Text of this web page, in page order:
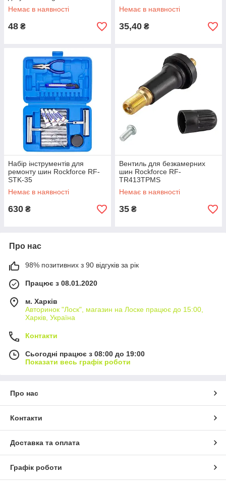
Немає в наявності
48 ₴
Немає в наявності
35,40 ₴
Набір інструментів для
ремонту шин Rockforce RF-
STK-35
Немає в наявності
630 ₴
Вентиль для безкамерних
шин Rockforce RF-
TR413TPMS
Немає в наявності
35 ₴
Про нас
98% позитивних з 90 відгуків за рік
Працює з 08.01.2020
м. Харків
Авторинок "Лоск", магазин на Лоске працює до 15:00,
Харків, Україна
Контакти
Сьогодні працює з 08:00 до 19:00
Показати весь графік роботи
Про нас
Контакти
Доставка та оплата
Графік роботи